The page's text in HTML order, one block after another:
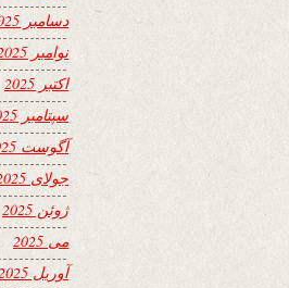
دسامبر 2025
نوامبر 2025
اکتبر 2025
سپتامبر 2025
آگوست 2025
جولای 2025
ژوئن 2025
می 2025
آوریل 2025